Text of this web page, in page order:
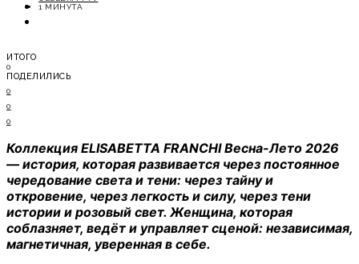
ОТДЫХ
1 МИНУТА
ИТОГО
0
ПОДЕЛИЛИСЬ
0
0
0
Коллекция ELISABETTA FRANCHI Весна-Лето 2026
— история, которая развивается через постоянное
чередование света и тени: через тайну и
откровение, через легкость и силу, через тени
истории и розовый свет. Женщина, которая
соблазняет, ведёт и управляет сценой: независимая,
магнетичная, уверенная в себе.